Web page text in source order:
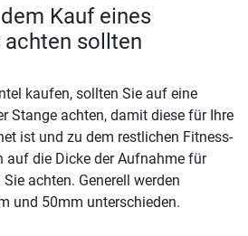
Kauf eines
achten sollten
kaufen, sollten Sie auf eine
Stange achten, damit diese für Ihre
ist und zu dem restlichen Fitness-
auf die Dicke der Aufnahme für
achten. Generell werden
und 50mm unterschieden.